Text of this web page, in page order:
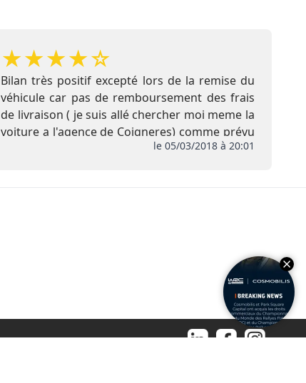
★★★★☆
Bilan très positif excepté lors de la remise du
véhicule car pas de remboursement des frais
de livraison ( je suis allé chercher moi meme la
voiture a l'agence de Coigneres) comme prévu
initialement , de plus pas de remise de l
le 05/03/2018 à 20:01